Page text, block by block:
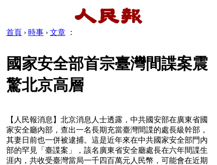
首頁 › 時事 › 文章 ：
國家安全部首宗臺灣間諜案震
驚北京高層
【人民報消息】北京消息人士透露，中共國安部在廣東省國
家安全廳內部，查出一名長期充當臺灣間諜的處長級幹部，
其妻日前也一併被逮捕。這是近年來在中共國家安全部門內
部的罕見「臺諜案」，該名廣東省安全廳處長在六年間諜生
涯內，共收受臺灣當局一千四百萬元人民幣，可能會在近期